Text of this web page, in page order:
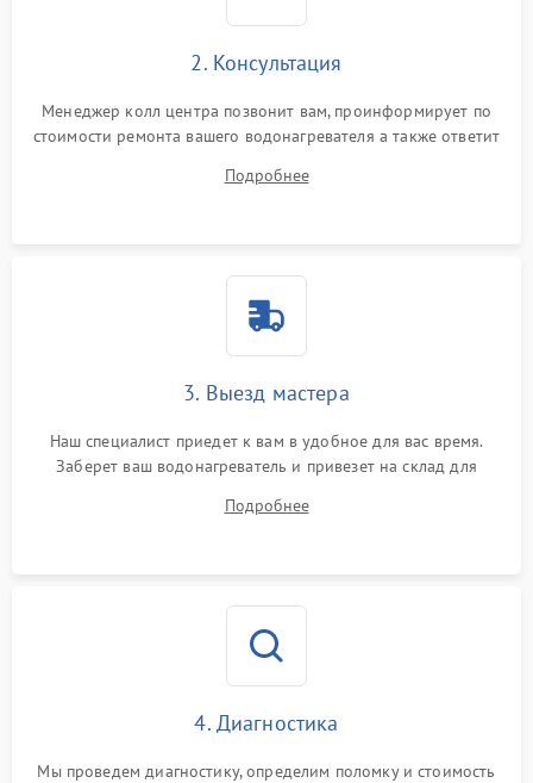
2. Консультация
Менеджер колл центра позвонит вам, проинформирует по
стоимости ремонта вашего водонагревателя а также ответит
Подробнее
3. Выезд мастера
Наш специалист приедет к вам в удобное для вас время.
Заберет ваш водонагреватель и привезет на склад для
Подробнее
4. Диагностика
Мы проведем диагностику, определим поломку и стоимость